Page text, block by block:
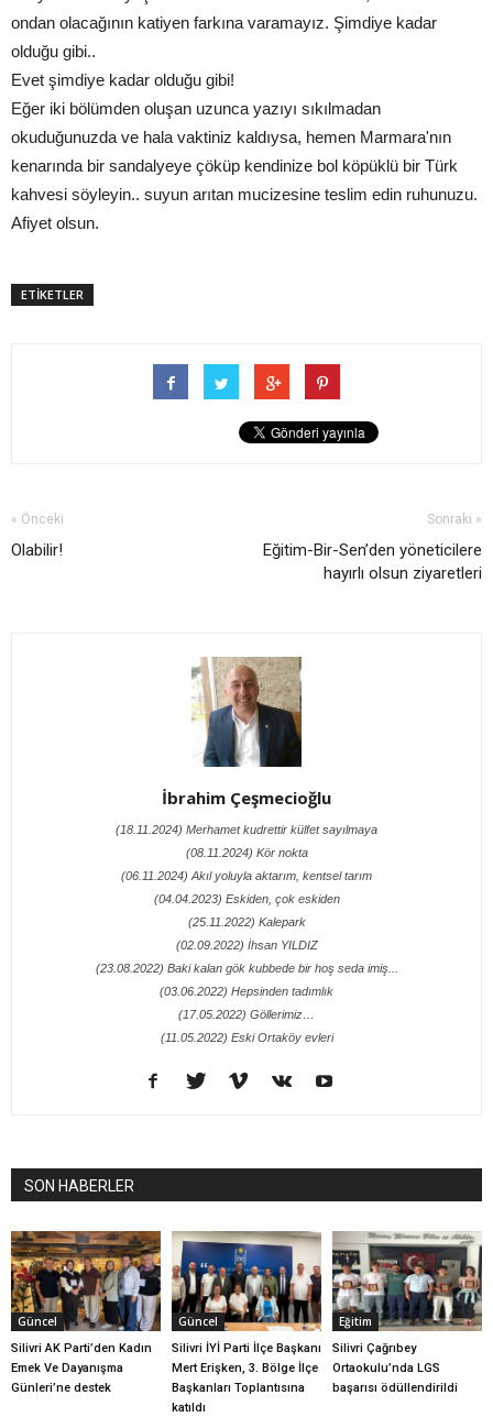
ondan olacağının katiyen farkına varamayız. Şimdiye kadar
olduğu gibi..
Evet şimdiye kadar olduğu gibi!
Eğer iki bölümden oluşan uzunca yazıyı sıkılmadan
okuduğunuzda ve hala vaktiniz kaldıysa, hemen Marmara'nın
kenarında bir sandalyeye çöküp kendinize bol köpüklü bir Türk
kahvesi söyleyin.. suyun arıtan mucizesine teslim edin ruhunuzu.
Afiyet olsun.
ETİKETLER
« Önceki
Olabilir!
Sonraki »
Eğitim-Bir-Sen’den yöneticilere
hayırlı olsun ziyaretleri
İbrahim Çeşmecioğlu
(18.11.2024) Merhamet kudrettir külfet sayılmaya
(08.11.2024) Kör nokta
(06.11.2024) Akıl yoluyla aktarım, kentsel tarım
(04.04.2023) Eskiden, çok eskiden
(25.11.2022) Kalepark
(02.09.2022) İhsan YILDIZ
(23.08.2022) Baki kalan gök kubbede bir hoş seda imiş...
(03.06.2022) Hepsinden tadımlık
(17.05.2022) Göllerimiz…
(11.05.2022) Eski Ortaköy evleri
SON HABERLER
Güncel
Silivri AK Parti’den Kadın
Emek Ve Dayanışma
Günleri’ne destek
Güncel
Silivri İYİ Parti İlçe Başkanı
Mert Erişken, 3. Bölge İlçe
Başkanları Toplantısına
katıldı
Eğitim
Silivri Çağrıbey
Ortaokulu’nda LGS
başarısı ödüllendirildi